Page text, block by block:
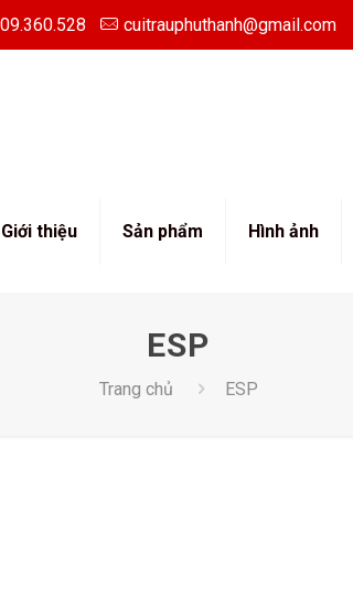
cuitrauphuthanh@gmail.com
Giới thiệu Sản phẩm Hình ảnh
ESP
Trang chủ ESP